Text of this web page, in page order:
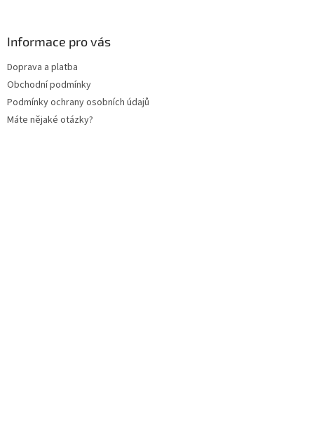
Informace pro vás
Doprava a platba
Obchodní podmínky
Podmínky ochrany osobních údajů
Máte nějaké otázky?